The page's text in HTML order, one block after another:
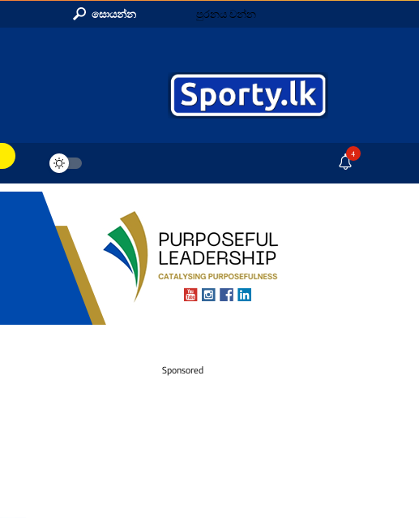
සොයන්න පුරනය වන්න
4
Sponsored